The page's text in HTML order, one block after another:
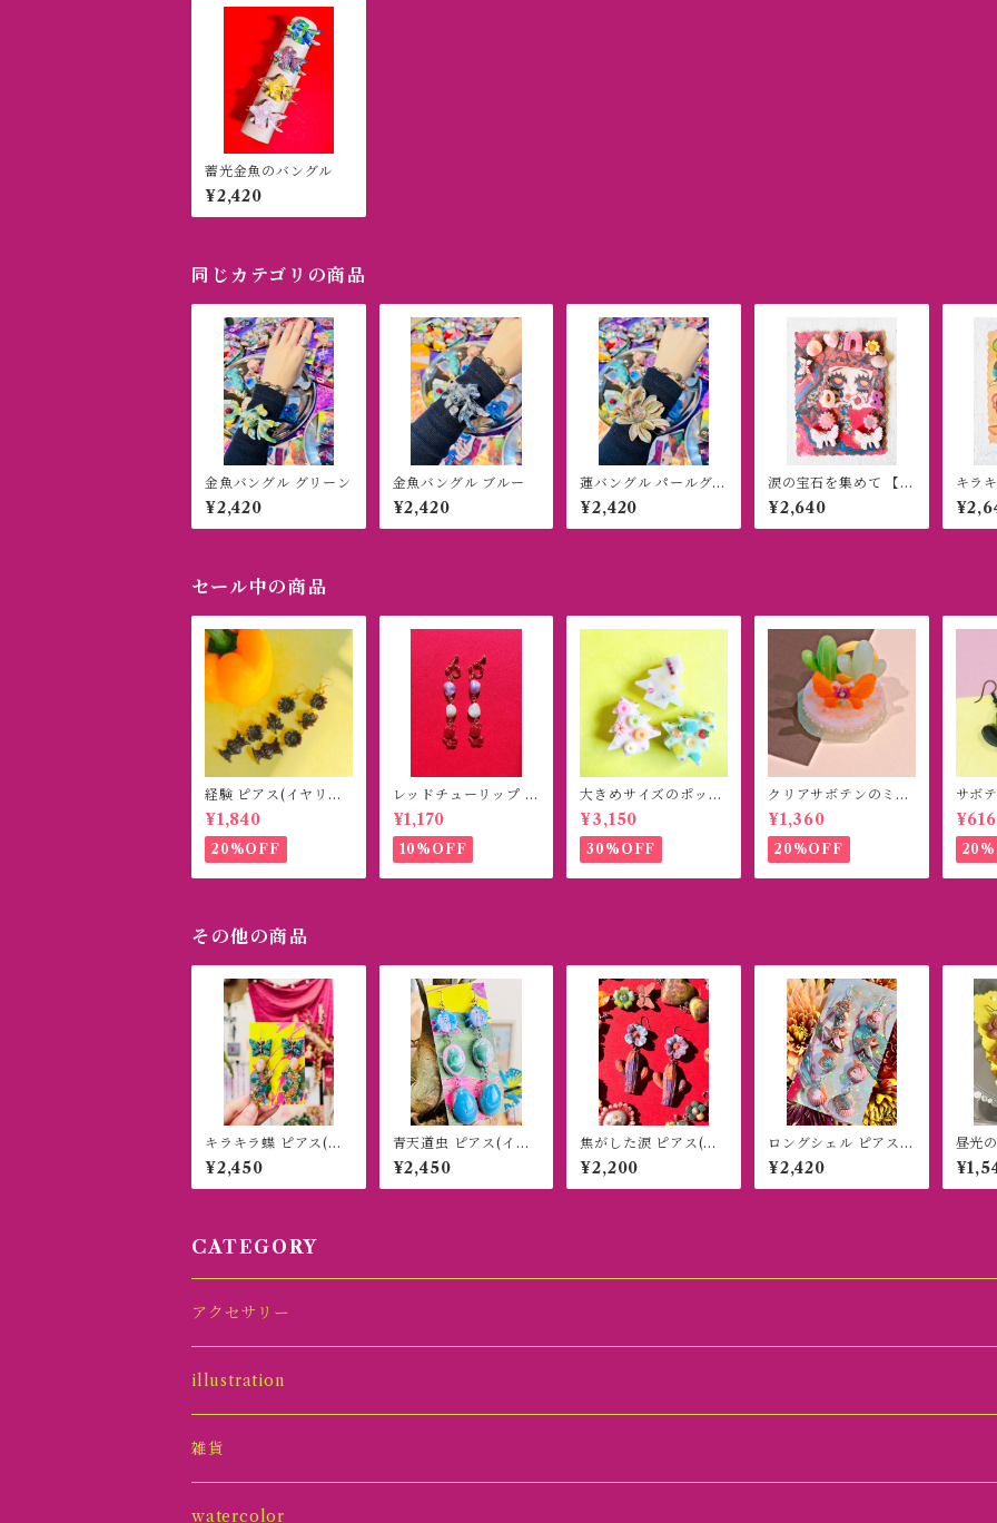
蓄光金魚のバングル
¥2,420
同じカテゴリの商品
金魚バングル グリーン
¥2,420
金魚バングル ブルー
¥2,420
蓮バングル パールグリ
ーン
¥2,420
涙の宝石を集めて 【ピ
アス/ブレスレットセ
ット】
¥2,640
キラ
い 【
ット
セール中の商品
経験 ピアス(イヤリン
グ)
¥1,840
20%OFF
レッドチューリップ イ
ヤリング(ピアス)
¥1,170
10%OFF
大きめサイズのポップ
ツリーオブジェ
¥3,150
30%OFF
クリアサボテンのミニ
オブジェ
¥1,360
20%OFF
サボ
トブ
¥616
その他の商品
キラキラ蝶 ピアス(イ
ヤリング)
¥2,450
青天道虫 ピアス(イヤ
リング)
¥2,450
焦がした涙 ピアス(イ
ヤリング)
¥2,200
ロングシェル ピアス
(イヤリング)
¥2,420
昼光
ヤリ
CATEGORY
アクセサリー
ピアス
イヤリング
ネックレス
illustration
原画オーナメント
グッズ
雑貨
アクセサリースタンド
watercolor